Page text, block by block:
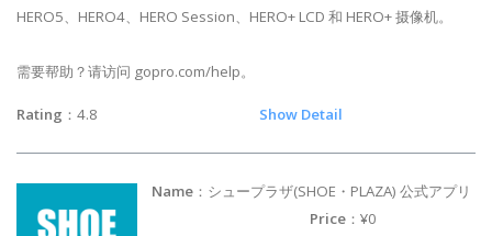
HERO5、HERO4、HERO Session、HERO+ LCD 和 HERO+ 摄像机。
需要帮助？请访问 gopro.com/help。
Rating ：4.8 Show Detail
Name ：シュープラザ(SHOE・PLAZA) 公式アプリ
Price ：¥0